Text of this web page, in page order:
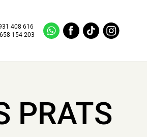
408 616
658 154 203
PRATS